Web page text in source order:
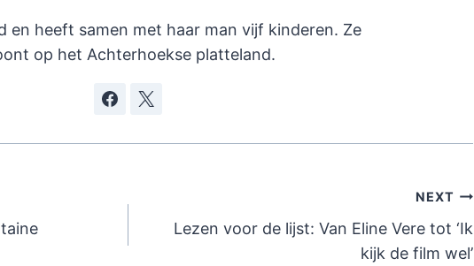
en heeft samen met haar man vijf kinderen. Ze
op het Achterhoekse platteland.
NEXT
Lezen voor de lijst: Van Eline Vere tot ‘Ik
kijk de film wel’